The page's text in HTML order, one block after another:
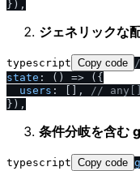
ジェネリックな
typescript Copy code /
state : () => ({
users : [], // any[]
条件分岐を含む
typescript Copy code